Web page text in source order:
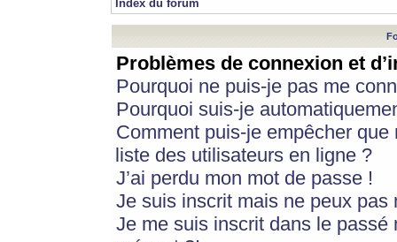
Index du forum
Problèmes de connexion et
Pourquoi ne puis-je pas me
Pourquoi suis-je
Comment puis-je empêcher
liste des utilisateurs en ligne ?
J’ai perdu mon mot de passe !
Je suis inscrit mais ne peux pas
Je me suis inscrit dans le